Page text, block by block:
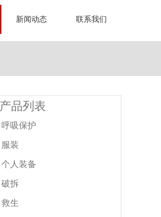
新闻动态 联系我们
产品列表
呼吸保护
服装
个人装备
破拆
救生